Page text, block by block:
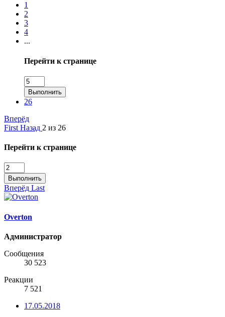
1
2
3
4
...
Перейти к странице
Выполнить
26
Вперёд
First Назад 2 из 26
Перейти к странице
Выполнить
Вперёд Last
Overton
Администратор
Сообщения
30 523
Реакции
7 521
17.05.2018